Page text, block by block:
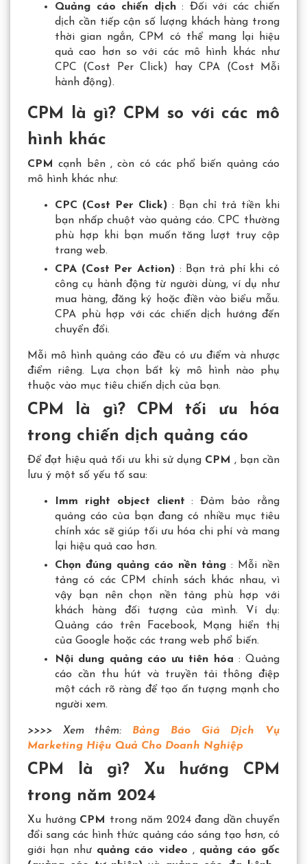
Quảng cáo chiến dịch: Đối với các chiến
dịch cần tiếp cận số lượng khách hàng trong
thời gian ngắn, CPM có thể mang lại hiệu
quả cao hơn so với các mô hình khác như
CPC (Cost Per Click) hay CPA (Cost Mỗi
hành động).
CPM là gì? CPM so với các mô
hình khác
CPM cạnh bên , còn có các phổ biến quảng cáo
mô hình khác như:
CPC (Cost Per Click) : Bạn chỉ trả tiền khi
bạn nhấp chuột vào quảng cáo. CPC thường
phù hợp khi bạn muốn tăng lượt truy cập
trang web.
CPA (Cost Per Action) : Bạn trả phí khi có
công cụ hành động từ người dùng, ví dụ như
mua hàng, đăng ký hoặc điền vào biểu mẫu.
CPA phù hợp với các chiến dịch hướng đến
chuyển đổi.
Mỗi mô hình quảng cáo đều có ưu điểm và nhược
điểm riêng. Lựa chọn bất kỳ mô hình nào phụ
thuộc vào mục tiêu chiến dịch của bạn.
CPM là gì? CPM tối ưu hóa
trong chiến dịch quảng cáo
Để đạt hiệu quả tối ưu khi sử dụng CPM , bạn cần
lưu ý một số yếu tố sau:
Imm right object client : Đảm bảo rằng
quảng cáo của bạn đang có nhiều mục tiêu
chính xác sẽ giúp tối ưu hóa chi phí và mang
lại hiệu quả cao hơn.
Chọn đúng quảng cáo nền tảng : Mỗi nền
tảng có các CPM chính sách khác nhau, vì
vậy bạn nên chọn nền tảng phù hợp với
khách hàng đối tượng của mình. Ví dụ:
Quảng cáo trên Facebook, Mạng hiển thị
của Google hoặc các trang web phổ biến.
Nội dung quảng cáo ưu tiên hóa : Quảng
cáo cần thu hút và truyền tải thông điệp
một cách rõ ràng để tạo ấn tượng mạnh cho
người xem.
>>>> Xem thêm: Bảng Báo Giá Dịch Vụ
Marketing Hiệu Quả Cho Doanh Nghiệp
CPM là gì? Xu hướng CPM
trong năm 2024
Xu hướng CPM trong năm 2024 đang dần chuyển
đổi sang các hình thức quảng cáo sáng tạo hơn, có
giới hạn như quảng cáo video , quảng cáo gốc